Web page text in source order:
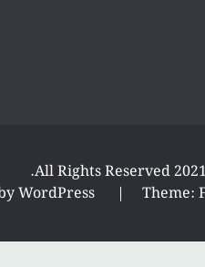
All Rights Reserved 2021.
WordPress
| Theme: